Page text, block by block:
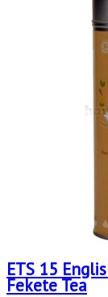
ETS 15
Fekete Tea